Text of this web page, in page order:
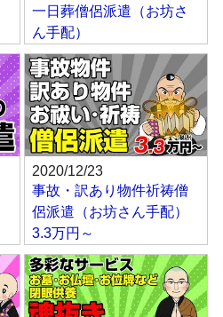
一日葬僧侶派遣（お坊さ
ん手配）
2020/12/23
事故・訳あり物件祈祷僧
侶派遣（お坊さん手配）
3.3万円～